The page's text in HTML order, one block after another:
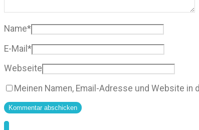
Name*
E-Mail *
Webseite
Meinen Namen, Email-Adresse und Website